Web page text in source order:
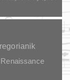
Renaissance